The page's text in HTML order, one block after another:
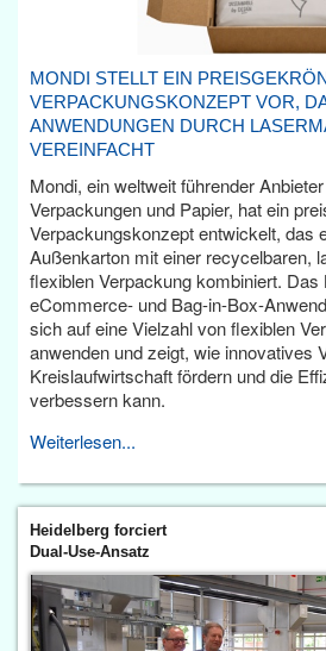
MONDI STELLT EIN
VERPACKUNGSKONZEPT VOR,
ANWENDUNGEN DURCH
VEREINFACHT
Mondi, ein weltweit führender
Verpackungen und Papier, hat ein
Verpackungskonzept entwickelt, das
Außenkarton mit einer recycelbaren,
flexiblen Verpackung kombiniert. Das
eCommerce- und Bag-in-Box-
sich auf eine Vielzahl von flexiblen
anwenden und zeigt, wie innovatives
Kreislaufwirtschaft fördern und die
verbessern kann.
Weiterlesen...
Heidelberg forciert
Dual-Use-Ansatz